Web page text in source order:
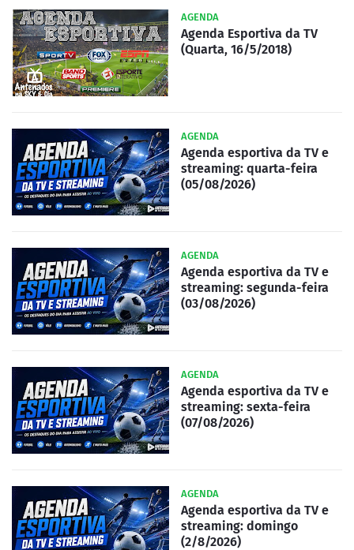
AGENDA
Agenda Esportiva da TV
(Quarta, 16/5/2018)
AGENDA
Agenda esportiva da TV e
streaming: quarta-feira
(05/08/2026)
AGENDA
Agenda esportiva da TV e
streaming: segunda-feira
(03/08/2026)
AGENDA
Agenda esportiva da TV e
streaming: sexta-feira
(07/08/2026)
AGENDA
Agenda esportiva da TV e
streaming: domingo
(2/8/2026)